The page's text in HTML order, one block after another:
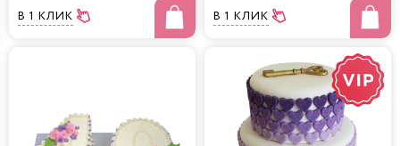
В 1 КЛИК В 1 КЛИК